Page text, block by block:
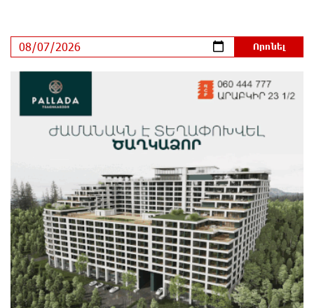
Վինիսիուսը նոր պայմանագիր է կնքել «Ռեալի»
Սպասվում է քամու ուժգնացում, ամպրոպ․
եղանակը՝ օգոստոսի 7-ից 11-ին
Խոշոր հրդեհ՝ Երևանի Սիլիկյան թաղամասի
հարևանությամբ գտնվող աղբավայրում. կրակն ու
ծուխը տեսանելի են մի քանի կիլոմետրից
11 ժամ առաջ
Հնդկաստանի և Իսրայելի վարչապետները
քննարկել են Մերձավոր Արևելքում տիրող
իրավիճակը